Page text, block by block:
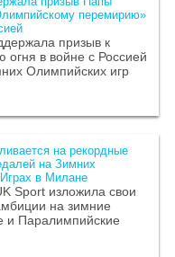
перемирию»
призыв к
огня в войне с Россией
Олимпийских игр
на рекордные
на Зимних
в Милане
Sport изложила свои
на зимние
и Паралимпийские